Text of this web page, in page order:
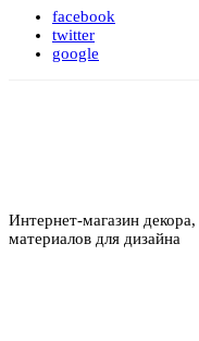
facebook
twitter
google
Интернет-магазин декора,
материалов для дизайна